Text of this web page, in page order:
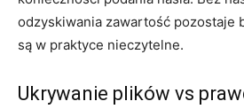
odzyskiwania zawartość pozostaje
są w praktyce nieczytelne.
Ukrywanie plików vs